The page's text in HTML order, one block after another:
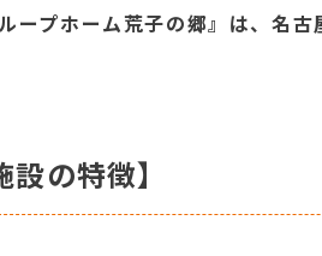
ループホーム荒子の郷』は、名
設の特徴】